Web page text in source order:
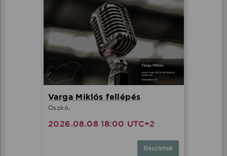
Varga Miklós fellépés
Oszkó,
2026.08.08 18:00 UTC+2
Részletek